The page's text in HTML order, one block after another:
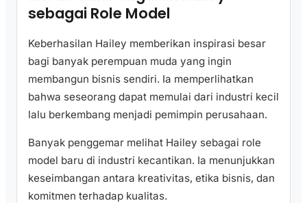
sebagai Role Model
Keberhasilan Hailey memberikan inspirasi besar
bagi banyak perempuan muda yang ingin
membangun bisnis sendiri. Ia memperlihatkan
bahwa seseorang dapat memulai dari industri kecil
lalu berkembang menjadi pemimpin perusahaan.
Banyak penggemar melihat Hailey sebagai role
model baru di industri kecantikan. Ia menunjukkan
keseimbangan antara kreativitas, etika bisnis, dan
komitmen terhadap kualitas.